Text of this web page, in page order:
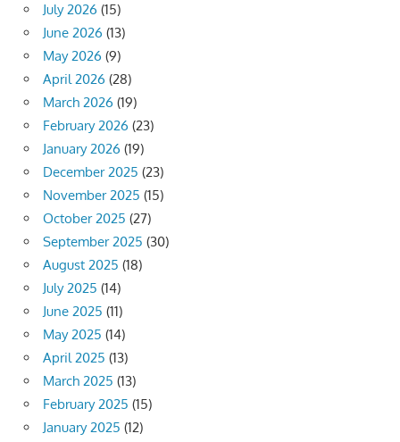
July 2026 (15)
June 2026 (13)
May 2026 (9)
April 2026 (28)
March 2026 (19)
February 2026 (23)
January 2026 (19)
December 2025 (23)
November 2025 (15)
October 2025 (27)
September 2025 (30)
August 2025 (18)
July 2025 (14)
June 2025 (11)
May 2025 (14)
April 2025 (13)
March 2025 (13)
February 2025 (15)
January 2025 (12)